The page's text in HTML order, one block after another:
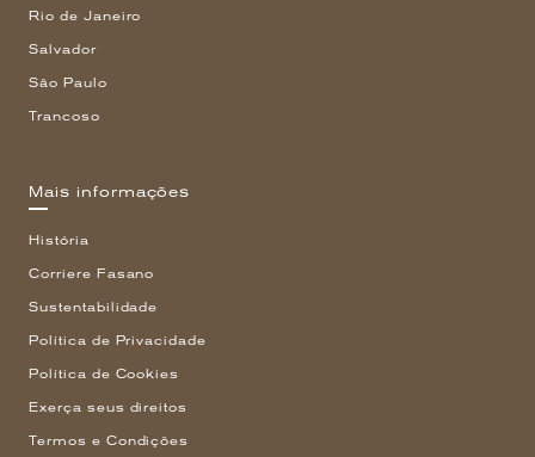
Rio de Janeiro
Salvador
São Paulo
Trancoso
Mais informações
História
Corriere Fasano
Sustentabilidade
Política de Privacidade
Política de Cookies
Exerça seus direitos
Termos e Condições